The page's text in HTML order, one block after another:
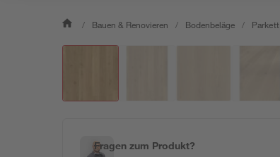
/ Bauen & Renovieren / Bodenbeläge / Parkett
Fragen zum Produkt?